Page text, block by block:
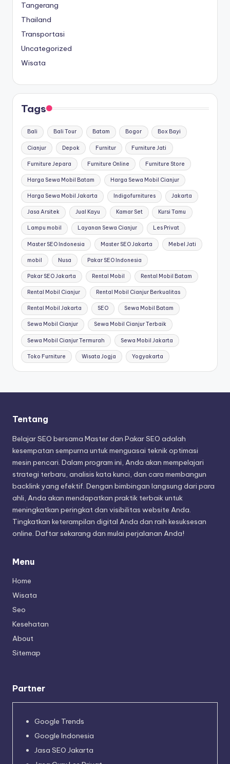
Tangerang
Thailand
Transportasi
Uncategorized
Wisata
Tags
Bali Bali Tour Batam Bogor Box Bayi
Cianjur Depok Furnitur Furniture Jati
Furniture Jepara Furniture Online Furniture Store
Harga Sewa Mobil Batam Harga Sewa Mobil Cianjur
Harga Sewa Mobil Jakarta Indigofurnitures Jakarta
Jasa Arsitek Jual Kayu Kamar Set Kursi Tamu
Lampu mobil Layanan Sewa Cianjur Les Privat
Master SEO Indonesia Master SEO Jakarta Mebel Jati
mobil Nusa Pakar SEO Indonesia
Pakar SEO Jakarta Rental Mobil Rental Mobil Batam
Rental Mobil Cianjur Rental Mobil Cianjur Berkualitas
Rental Mobil Jakarta SEO Sewa Mobil Batam
Sewa Mobil Cianjur Sewa Mobil Cianjur Terbaik
Sewa Mobil Cianjur Termurah Sewa Mobil Jakarta
Toko Furniture Wisata Jogja Yogyakarta
Tentang
Belajar SEO bersama Master dan Pakar SEO adalah
kesempatan sempurna untuk menguasai teknik optimasi
mesin pencari. Dalam program ini, Anda akan mempelajari
strategi terbaru, analisis kata kunci, dan cara membangun
backlink yang efektif. Dengan bimbingan langsung dari para
ahli, Anda akan mendapatkan praktik terbaik untuk
meningkatkan peringkat dan visibilitas website Anda.
Tingkatkan keterampilan digital Anda dan raih kesuksesan
online. Daftar sekarang dan mulai perjalanan Anda!
Menu
Home
Wisata
Seo
Kesehatan
About
Sitemap
Partner
Google Trends
Google Indonesia
Jasa SEO Jakarta